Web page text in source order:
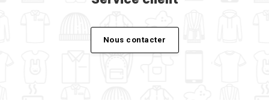
Nous contacter